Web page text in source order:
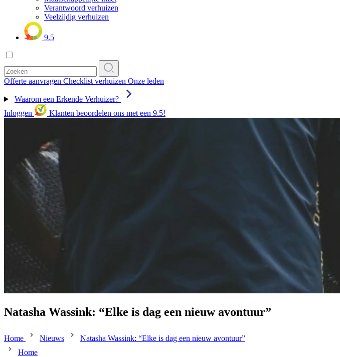
Verantwoord verhuizen
Veelzijdig verhuizen
9.5
Offerte aanvragen Checklist verhuizen Onze leden
Waarom een Erkende Verhuizer?
Inloggen
Klanten beoordelen ons met een 9.5!
Natasha Wassink: “Elke is dag een nieuw avontuur”
Home Nieuws
Natasha Wassink: “Elke is dag een nieuw avontuur”
Home